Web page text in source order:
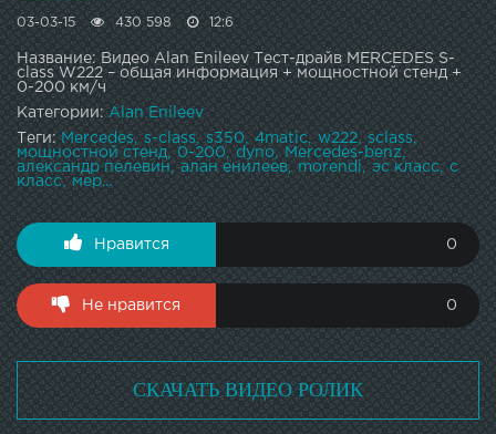
03-03-15 430 598 12:6
Название: Видео Alan Enileev Тест-драйв MERCEDES S-
class W222 – общая информация + мощностной стенд +
0-200 км/ч
Категории: Alan Enileev
Теги: Mercedes s-class s350 4matic w222
sclass
мощностной стенд
0-200 dyno
Mercedes-benz
александр пелевин
алан енилеев morendi эс класс
с
класс
мер...
Нравится 0
Не нравится 0
СКАЧАТЬ ВИДЕО РОЛИК